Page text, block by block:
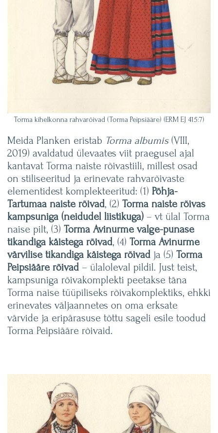
Torma kihelkonna rahvarõivad (Torma Peipsiääre) (ERM EJ 415:7)
Meida Planken eristab Torma albumis(VIII,
2019) avaldatud ülevaates viit praegusel ajal
kantavat Torma naiste rõivastiili, millest osad
on stiliseeritud ja erinevate rahvarõivaste
elementidest komplekteeritud: (1) Põhja-
Tartumaa naiste rõivad, (2) Torma naiste rõivas
kampsuniga (neidudel liistikuga) – vt ülal Torma
naise pilt, (3) Torma Avinurme valge-punase
tikandiga käistega rõivad, (4) Torma Avinurme
värvilise tikandiga käistega rõivad ja (5) Torma
Peipsiääre rõivad – ülaloleval pildil. Just teist,
kampsuniga rõivakomplekti peetakse täna
Torma naise tüüpiliseks rõivakomplektiks, ehkki
erinevates väljaannetes on oma erksate
värvide ja eripärasuse tõttu sageli esile toodud
Torma Peipsiääre rõivaid.